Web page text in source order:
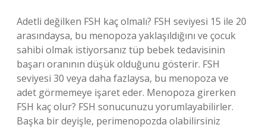
Adetli değilken FSH kaç olmalı? FSH seviyesi 15 ile 20
arasındaysa, bu menopoza yaklaşıldığını ve çocuk
sahibi olmak istiyorsanız tüp bebek tedavisinin
başarı oranının düşük olduğunu gösterir. FSH
seviyesi 30 veya daha fazlaysa, bu menopoza ve
adet görmemeye işaret eder. Menopoza girerken
FSH kaç olur? FSH sonucunuzu yorumlayabilirler.
Başka bir deyişle, perimenopozda olabilirsiniz